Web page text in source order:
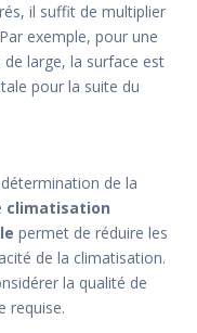
il suffit de multiplier
exemple, pour une
large, la surface est
pour la suite du
de la
climatisation
permet de réduire les
de la climatisation.
la qualité de
requise.